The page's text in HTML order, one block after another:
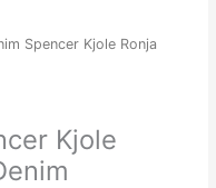
Spencer Kjole Ronja
Kjole